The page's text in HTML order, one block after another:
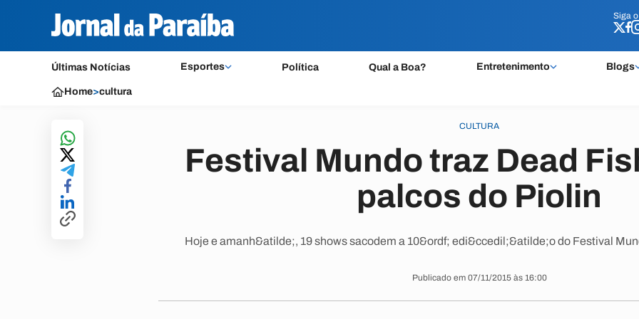
Siga o
Últimas Notícias Esportes Política Qual a Boa? Entretenimento Blogs
Siga o
Home>cultura
CULTURA
Festival Mundo traz Dead
palcos do Piolin
Hoje e amanh&atilde;, 19 shows sacodem a 10&ordf; edi&ccedil;&atilde;o do Festival
Publicado em 07/11/2015 às 16:00